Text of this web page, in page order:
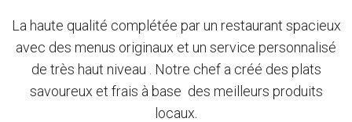
La haute qualité complétée par un restaurant spacieux
avec des menus originaux et un service personnalisé
de très haut niveau . Notre chef a créé des plats
savoureux et frais à base des meilleurs produits
locaux.